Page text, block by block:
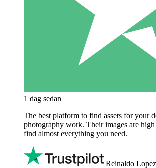
1 dag sedan
The best platform to find assets for your
photography work. Their images are
find almost everything you need.
Reinaldo Lopez